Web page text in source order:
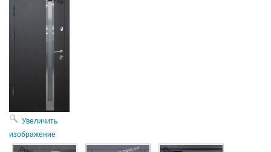
Увеличить
изображение